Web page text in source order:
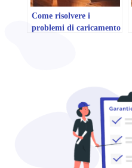
Come risolvere i
problemi di caricamento